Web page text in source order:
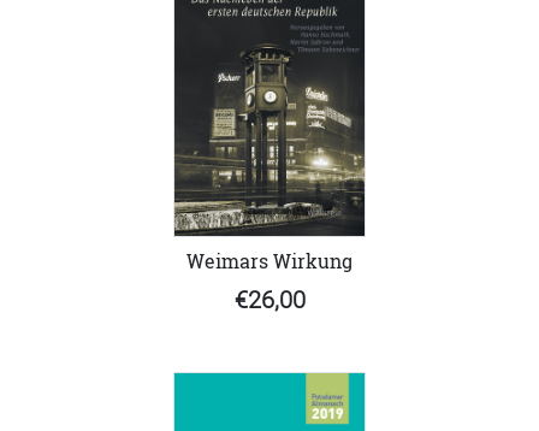
Weimars Wirkung
€26,00